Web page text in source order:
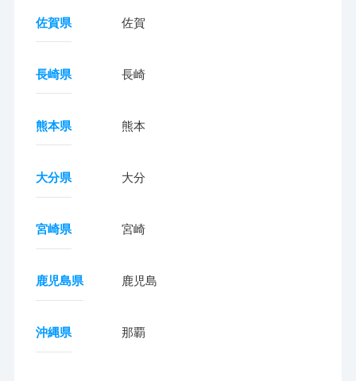
佐賀県 佐賀
長崎県 長崎
熊本県 熊本
大分県 大分
宮崎県 宮崎
鹿児島県 鹿児島
沖縄県 那覇